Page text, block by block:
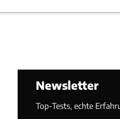
Newsletter
Top-Tests, echte